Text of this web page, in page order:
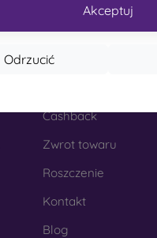
Akceptuj
OdrzucićZakupy
Cashback
Zwrot towaru
Roszczenie
Kontakt
Blog